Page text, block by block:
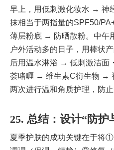
早上，用低刺激化妆水 → 神
抹相当于两指量的SPF50/
薄层粉底 → 防晒散粉。中午
户外活动多的日子，用棒状
后用温水淋浴 → 低刺激洁面
荟啫喱 → 维生素C衍生物 →
两次进行温和角质护理，防止
25. 总结：设计“防护
夏季护肤的成功关键在于将